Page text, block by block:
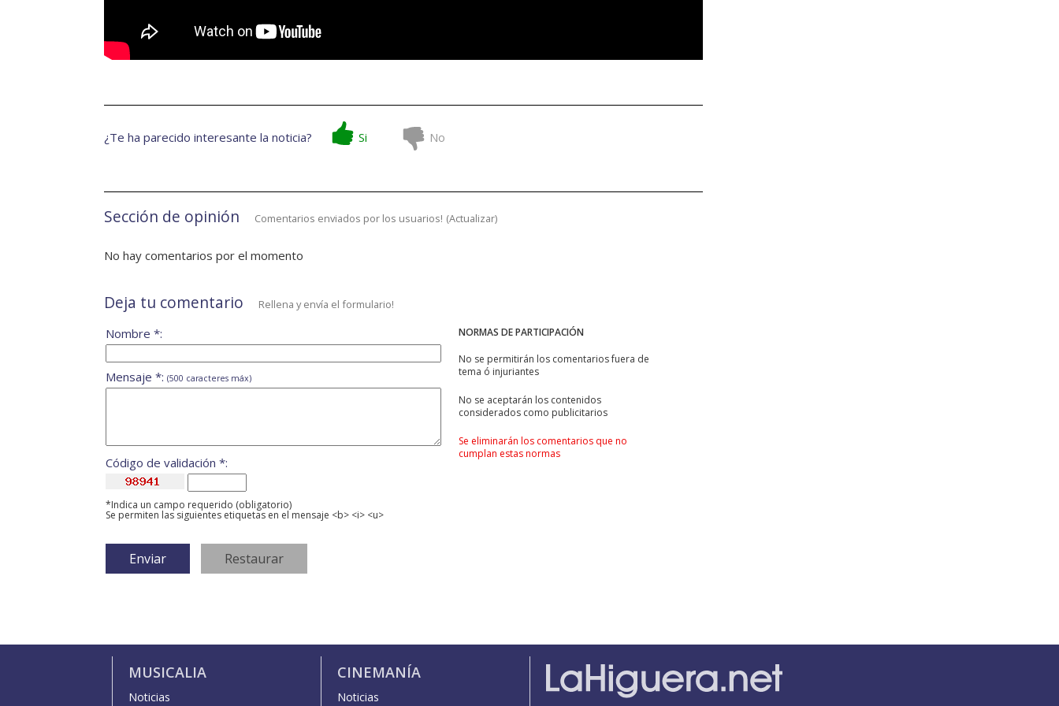
¿Te ha parecido interesante la noticia? Si No
Sección de opinión Comentarios enviados por los usuarios! (Actualizar)
No hay comentarios por el momento
Deja tu comentario Rellena y envía el formulario!
NORMAS DE PARTICIPACIÓN
No se permitirán los comentarios fuera de
tema ó injuriantes
No se aceptarán los contenidos
considerados como publicitarios
Se eliminarán los comentarios que no
cumplan estas normas
Nombre *:
Mensaje *: (500 caracteres máx)
Código de validación *:
*Indica un campo requerido (obligatorio)
Se permiten las siguientes etiquetas en el mensaje <b> <i> <u>
MUSICALIA
Noticias
CINEMANÍA
Noticias